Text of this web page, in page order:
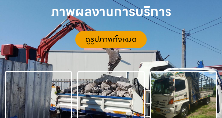
ภาพผลงานการบริการ
ดูรูปภาพทั้งหมด